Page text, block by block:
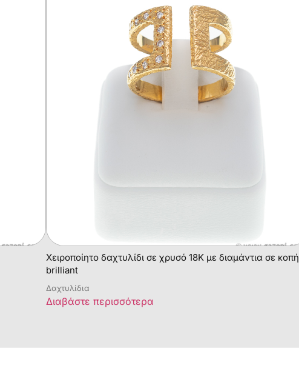
Χειροποίητο δαχτυλίδι σε χρυσό 18Κ με διαμάντια σε κοπή
brilliant
Δαχτυλίδια
Διαβάστε περισσότερα